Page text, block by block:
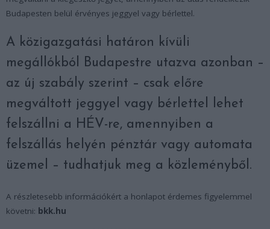
Budapesten belül érvényes jeggyel vagy bérlettel.
A közigazgatási határon kívüli
megállókból Budapestre utazva azonban –
az új szabály szerint – csak előre
megváltott jeggyel vagy bérlettel lehet
felszállni a HÉV-re, amennyiben a
felszállás helyén pénztár vagy automata
üzemel – tudhatjuk meg a közleményből.
A részletesebb információkért a honlapot érdemes figyelemmel
követni: bkk.hu